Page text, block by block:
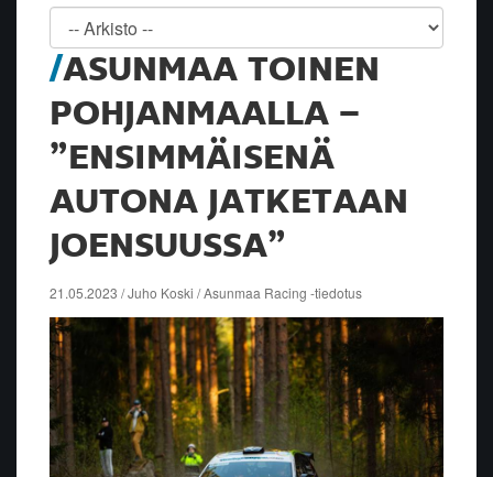
ASUNMAA TOINEN
POHJANMAALLA –
”ENSIMMÄISENÄ
AUTONA JATKETAAN
JOENSUUSSA”
21.05.2023 / Juho Koski / Asunmaa Racing -tiedotus